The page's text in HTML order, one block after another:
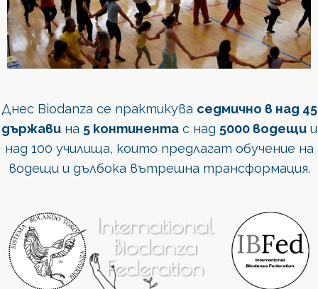
Днес Biodanza се практикува седмично в над 45
държавина 5 континентас над 5000 водещии
над 100 училища, които предлагат обучение на
водещи и дълбока вътрешна трансформация.